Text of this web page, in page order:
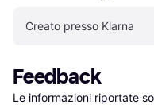
Creato presso Klarna
Feedback
Le informazioni riportate